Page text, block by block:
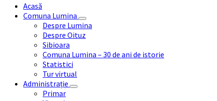
Acasă
Comuna Lumina
Despre Lumina
Despre Oituz
Sibioara
Comuna Lumina – 30 de ani de istorie
Statistici
Tur virtual
Administrație
Primar